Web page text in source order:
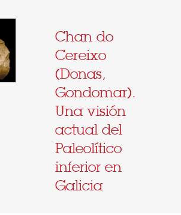
Chan do
Cereixo
(Donas,
Gondomar).
Una visión
actual del
Paleolítico
inferior en
Galicia